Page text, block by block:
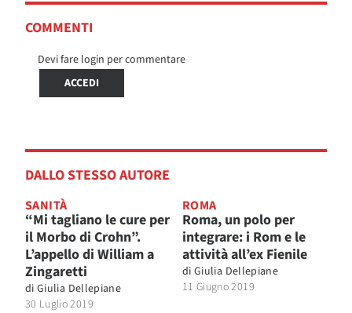
COMMENTI
Devi fare login per commentare
ACCEDI
DALLO STESSO AUTORE
SANITÀ
“Mi tagliano le cure per
il Morbo di Crohn”.
L’appello di William a
Zingaretti
di Giulia Dellepiane
30 Luglio 2019
ROMA
Roma, un polo per
integrare: i Rom e le
attività all’ex Fienile
di Giulia Dellepiane
11 Giugno 2019